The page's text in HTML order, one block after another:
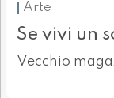
Arte
Se vivi un
Vecchio